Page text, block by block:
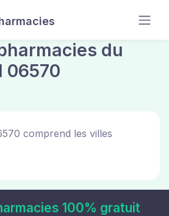
du
06570
comprend les villes
100% gratuit